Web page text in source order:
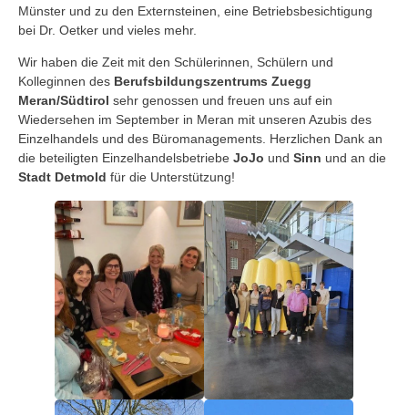
Münster und zu den Externsteinen, eine Betriebsbesichtigung
bei Dr. Oetker und vieles mehr.
Wir haben die Zeit mit den Schülerinnen, Schülern und
Kolleginnen des Berufsbildungszentrums Zuegg
Meran/Südtirol sehr genossen und freuen uns auf ein
Wiedersehen im September in Meran mit unseren Azubis des
Einzelhandels und des Büromanagements. Herzlichen Dank an
die beteiligten Einzelhandelsbetriebe JoJo und Sinn und an die
Stadt Detmold für die Unterstützung!